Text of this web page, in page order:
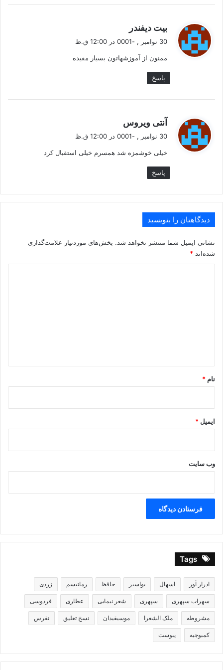
وفلفل را به آن بیفزایید و به خوبی هم بزنید. تمام مواد را در ظرفی
ریخته و به خوبی مخلوط کنید .
بیت دیفندر
:
30 نوامبر , -0001 در 12:00 ق.ظ
ممنون از آموزشهاتون بسیار مفیده
پاسخ
آنتی ویروس
:
30 نوامبر , -0001 در 12:00 ق.ظ
خیلی خوشمزه شد همسرم خیلی استقبال کرد
پاسخ
دیدگاهتان را بنویسید
نشانی ایمیل شما منتشر نخواهد شد. بخش‌های موردنیاز علامت‌گذاری
شده‌اند *
نام *
ایمیل *
وب‌ سایت
Tags
ادرار آور اسهال بواسیر حافظ رماتیسم زردی
سهراب سپهری سپهری شعر نیمایی عطاری فردوسی
مشروطه ملک الشعرا موسیقیدان نسخ تعلیق نقرس
کمبوجیه یبوست